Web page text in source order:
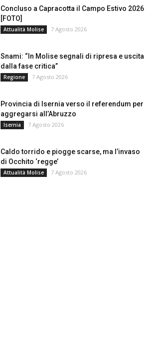
Concluso a Capracotta il Campo Estivo 2026
[FOTO]
Attualità Molise 7 Agosto 2026
Snami: “In Molise segnali di ripresa e uscita
dalla fase critica”
Regione 7 Agosto 2026
Provincia di Isernia verso il referendum per
aggregarsi all’Abruzzo
Isernia 7 Agosto 2026
Caldo torrido e piogge scarse, ma l’invaso
di Occhito ‘regge’
Attualità Molise 7 Agosto 2026